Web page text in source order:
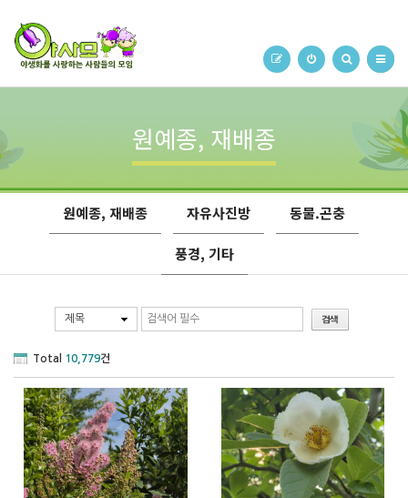
원예종, 재배종
원예종, 재배종 자유사진방 동물.곤충
풍경, 기타
제목
Total 10,779건